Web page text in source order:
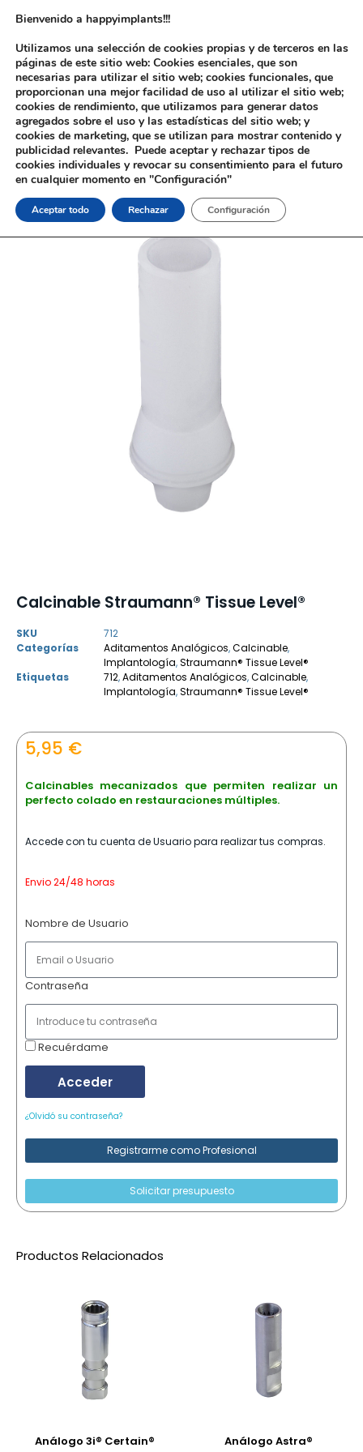
Inicio/Implantología/Aditamentos Analógicos/Straumann® Tissue
Level®/ Calcinable Straumann® Tissue Level®
Calcinable Straumann® Tissue Level®
SKU
712
Categorías
Aditamentos Analógicos,Calcinable,
Implantología,Straumann® Tissue Level®
Etiquetas
712,Aditamentos Analógicos,Calcinable,
Implantología,Straumann® Tissue Level®
5,95 €
Calcinables mecanizados que permiten realizar un
perfecto colado en restauraciones múltiples.
Accede con tu cuenta de Usuario para realizar tus compras.
Envio 24/48 horas
Nombre de Usuario
Contraseña
Recuérdame
Acceder
¿Olvidó su contraseña?
Registrarme como Profesional
Solicitar presupuesto
Productos Relacionados
Análogo 3i® Certain®
Análogo Astra®
Bienvenido a happyimplants!!!
Utilizamos una selección de cookies propias y de terceros en las
páginas de este sitio web: Cookies esenciales, que son
necesarias para utilizar el sitio web; cookies funcionales, que
proporcionan una mejor facilidad de uso al utilizar el sitio web;
cookies de rendimiento, que utilizamos para generar datos
agregados sobre el uso y las estadísticas del sitio web; y
cookies de marketing, que se utilizan para mostrar contenido y
publicidad relevantes. Puede aceptar y rechazar tipos de
cookies individuales y revocar su consentimiento para el futuro
en cualquier momento en "Configuración"
Aceptar todo Rechazar Configuración